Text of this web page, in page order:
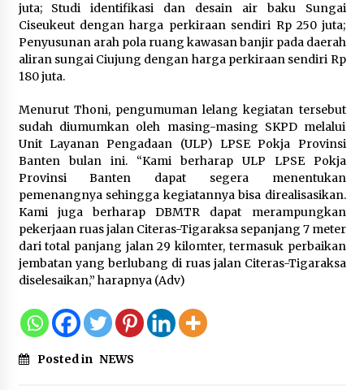
Pemkot Cilegon Sampaikan
Rancangan KUA PPAS 2027,
juta; Studi identifikasi dan desain air baku Sungai
Ciseukeut dengan harga perkiraan sendiri Rp 250 juta;
Penyusunan arah pola ruang kawasan banjir pada daerah
aliran sungai Ciujung dengan harga perkiraan sendiri Rp
180 juta.
Menurut Thoni, pengumuman lelang kegiatan tersebut
sudah diumumkan oleh masing-masing SKPD melalui
Unit Layanan Pengadaan (ULP) LPSE Pokja Provinsi
Banten bulan ini. “Kami berharap ULP LPSE Pokja
Provinsi Banten dapat segera menentukan
pemenangnya sehingga kegiatannya bisa direalisasikan.
Kami juga berharap DBMTR dapat merampungkan
pekerjaan ruas jalan Citeras-Tigaraksa sepanjang 7 meter
dari total panjang jalan 29 kilomter, termasuk perbaikan
jembatan yang berlubang di ruas jalan Citeras-Tigaraksa
diselesaikan,” harapnya (Adv)
Posted in NEWS